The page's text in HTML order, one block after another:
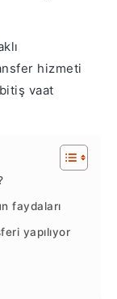
hizmeti
vaat
faydaları
yapılıyor